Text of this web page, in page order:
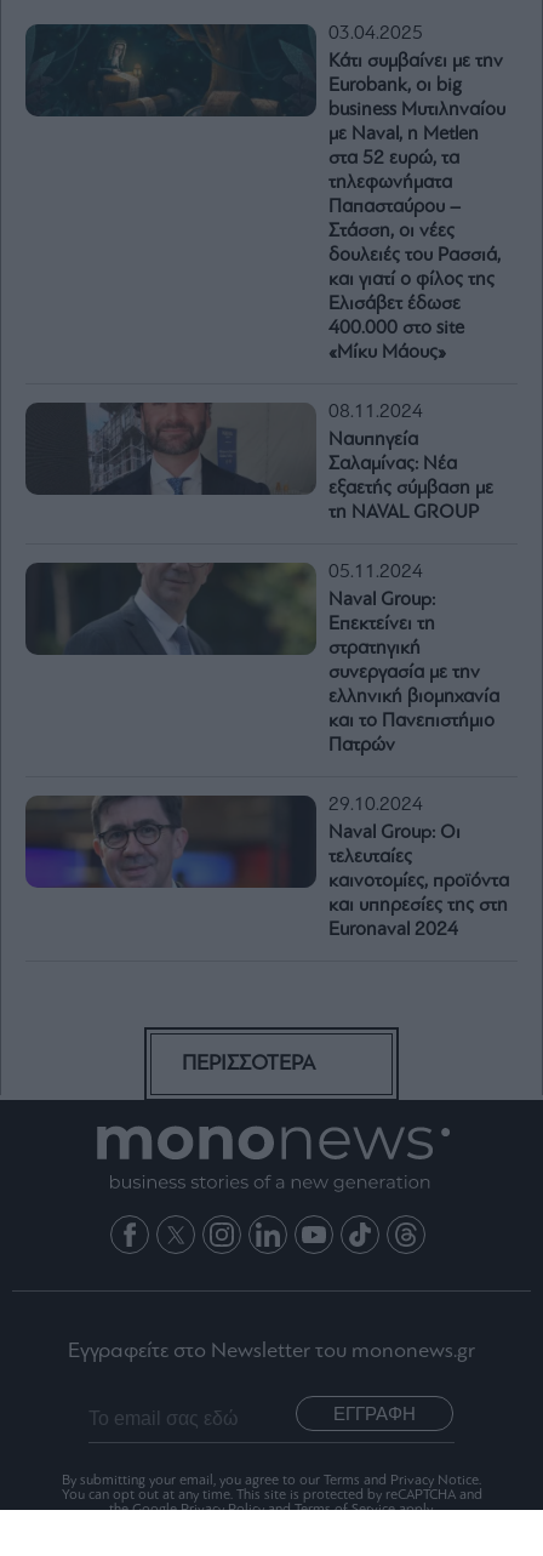
03.04.2025
Κάτι συμβαίνει με την
Eurobank, οι big
business Μυτιληναίου
με Naval, η Metlen
στα 52 ευρώ, τα
τηλεφωνήματα
Παπασταύρου –
Στάσση, οι νέες
δουλειές του Ρασσιά,
και γιατί ο φίλος της
Ελισάβετ έδωσε
400.000 στο site
«Μίκυ Μάους»
08.11.2024
Ναυπηγεία
Σαλαμίνας: Νέα
εξαετής σύμβαση με
τη NAVAL GROUP
05.11.2024
Naval Group:
Επεκτείνει τη
στρατηγική
συνεργασία με την
ελληνική βιομηχανία
και το Πανεπιστήμιο
Πατρών
29.10.2024
Naval Group: Οι
τελευταίες
καινοτομίες, προϊόντα
και υπηρεσίες της στη
Euronaval 2024
ΠΕΡΙΣΣΟΤΕΡΑ
Εγγραφείτε στο Newsletter του mononews.gr
ΕΓΓΡΑΦΗ
By submitting your email, you agree to our Terms and Privacy Notice.
You can opt out at any time. This site is protected by reCAPTCHA and
the Google Privacy Policy and Terms of Service apply.